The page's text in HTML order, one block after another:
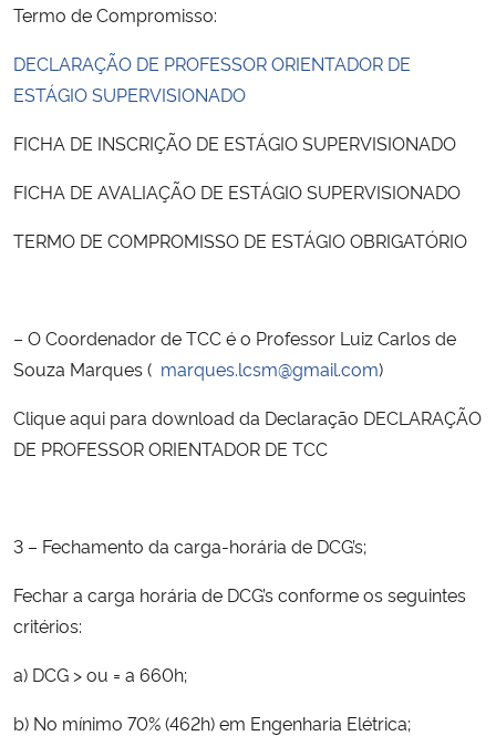
Termo de Compromisso:
DECLARAÇÃO DE PROFESSOR ORIENTADOR DE
ESTÁGIO SUPERVISIONADO
FICHA DE INSCRIÇÃO DE ESTÁGIO SUPERVISIONADO
FICHA DE AVALIAÇÃO DE ESTÁGIO SUPERVISIONADO
TERMO DE COMPROMISSO DE ESTÁGIO OBRIGATÓRIO
– O Coordenador de TCC é o Professor Luiz Carlos de
Souza Marques ( marques.lcsm@gmail.com)
Clique aqui para download da Declaração DECLARAÇÃO
DE PROFESSOR ORIENTADOR DE TCC
3 – Fechamento da carga-horária de DCG’s;
Fechar a carga horária de DCG’s conforme os seguintes
critérios:
a) DCG > ou = a 660h;
b) No mínimo 70% (462h) em Engenharia Elétrica;